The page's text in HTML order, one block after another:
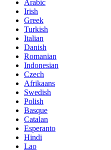
Arabic
Irish
Greek
Turkish
Italian
Danish
Romanian
Indonesian
Czech
Afrikaans
Swedish
Polish
Basque
Catalan
Esperanto
Hindi
Lao